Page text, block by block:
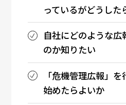
っているがどうした
自社にどのような広
のか知りたい
「危機管理広報」
始めたらよいか